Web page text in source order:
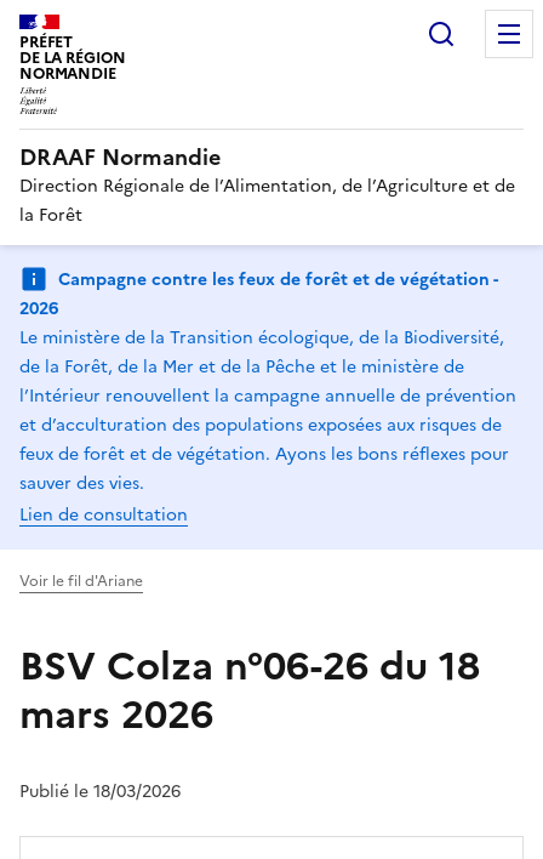
PRÉFET
DE LA RÉGION
NORMANDIE
DRAAF Normandie
Direction Régionale de l’Alimentation, de l’Agriculture et de
la Forêt
Campagne contre les feux de forêt et de végétation -
2026
Le ministère de la Transition écologique, de la Biodiversité,
de la Forêt, de la Mer et de la Pêche et le ministère de
l’Intérieur renouvellent la campagne annuelle de prévention
et d’acculturation des populations exposées aux risques de
feux de forêt et de végétation. Ayons les bons réflexes pour
sauver des vies.
Lien de consultation
Voir le fil d'Ariane
BSV Colza n°06-26 du 18
mars 2026
Publié le 18/03/2026